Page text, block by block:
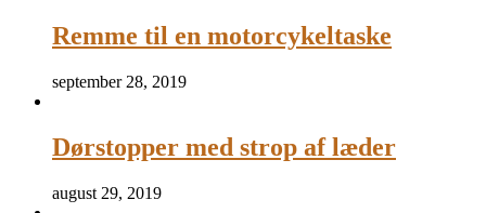
Remme til en motorcykeltaske
september 28, 2019
Dørstopper med strop af læder
august 29, 2019